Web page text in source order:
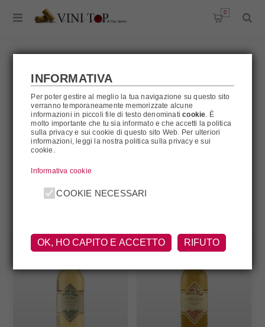
0
CAPICHERA
Capichera
INFORMATIVA
Per poter gestire al meglio la tua navigazione su questo sito
verranno temporaneamente memorizzate alcune
informazioni in piccoli file di testo denominaticookie. È
molto importante che tu sia informato e che accetti la politica
sulla privacy e sui cookie di questo sito Web. Per ulteriori
informazioni, leggi la nostra politica sulla privacy e sui
cookie.
Informativa cookie
COOKIE NECESSARI
OK, HO CAPITO E ACCETTO RIFUTO